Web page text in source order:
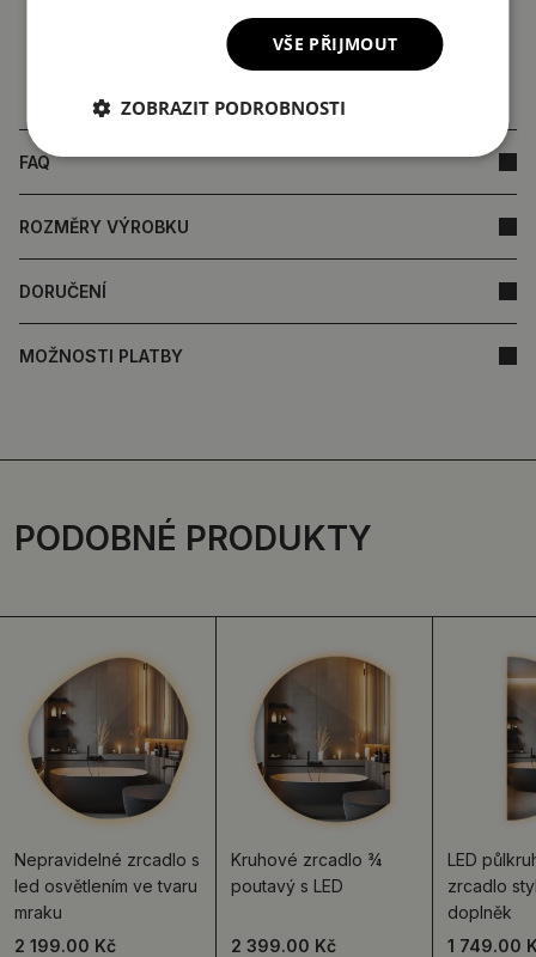
FAQ
ROZMĚRY VÝROBKU
DORUČENÍ
MOŽNOSTI PLATBY
PODOBNÉ PRODUKTY
Nepravidelné zrcadlo s
led osvětlením ve tvaru
mraku
2 199.00 Kč
Kruhové zrcadlo ¾
poutavý s LED
2 399.00 Kč
LED
zrcadlo
doplněk
1 749.00
VŠE PŘIJMOUT
ZOBRAZIT PODROBNOSTI